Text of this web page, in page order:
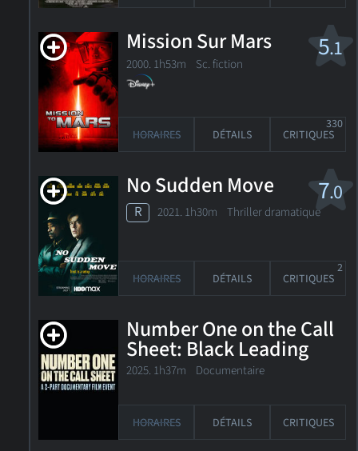
5.1
Mission Sur Mars
2000. 1h53m Sc. fiction
HORAIRES DÉTAILS CRITIQUES
330
7.0
No Sudden Move
R 2021. 1h30m Thriller dramatique
HORAIRES DÉTAILS CRITIQUES
2
Number One on the Call
Sheet: Black Leading
Men in Hollywood
2025. 1h37m Documentaire
HORAIRES DÉTAILS CRITIQUES